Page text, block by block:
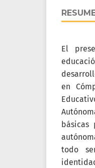
El
en
básicas
todo